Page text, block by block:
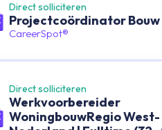
Direct solliciteren
Projectcoördinator Bouw
CareerSpot®
Direct solliciteren
Werkvoorbereider
WoningbouwRegio West-